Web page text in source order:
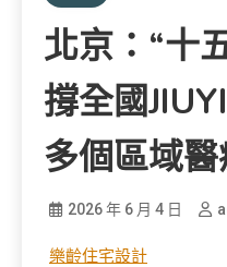
北京：“十
撐全國
多個區域
2026 年 6 月 4 日
樂齡住宅設計